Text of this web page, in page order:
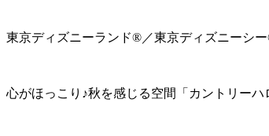
東京ディズニーランド®／東京ディズニーシ
心がほっこり♪秋を感じる空間「カントリーハ